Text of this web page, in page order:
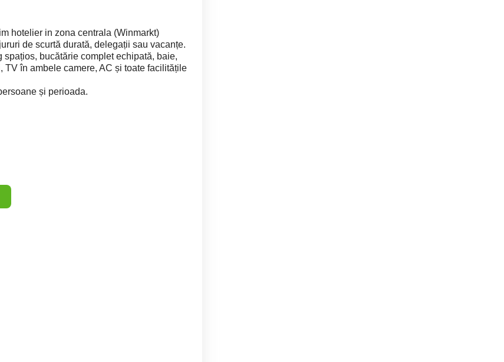
hotelier in zona centrala (Winmarkt)
de scurtă durată, delegații sau vacanțe.
bucătărie complet echipată, baie,
TV în ambele camere, AC și toate facilitățile
și perioada.